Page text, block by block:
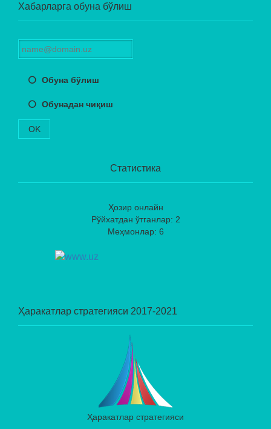
Хабарларга обуна бўлиш
Обуна бўлиш
Обунадан чиқиш
OK
Статистика
Ҳозир онлайн
Рўйхатдан ўтганлар: 2
Меҳмонлар: 6
Ҳаракатлар стратегияси 2017-2021
Ҳаракатлар стратегияси